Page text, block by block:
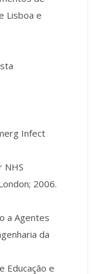
Lisboa e
Infect
NHS
2006.
a Agentes
da
Educação e